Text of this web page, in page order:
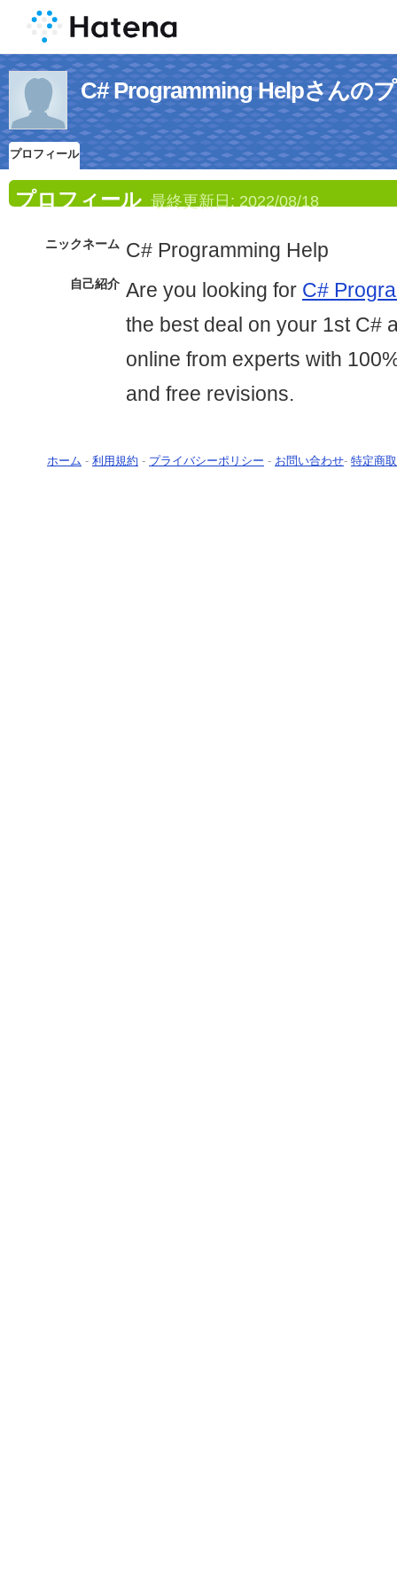
C# Programming Helpさんの
プロフィール
プロフィール 最終更新日: 2022/08/18
ニックネーム C# Programming Help
自己紹介 Are you looking for C#
the best deal on your 1st C#
online from experts with
and free revisions.
ホーム - 利用規約 - プライバシーポリシー - お問い合わせ- 特定商